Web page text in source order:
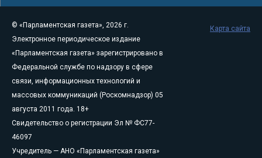
© «Парламентская газета», 2026 г.
Электронное периодическое издание
«Парламентская газета» зарегистрировано в
Федеральной службе по надзору в сфере
связи, информационных технологий и
массовых коммуникаций (Роскомнадзор) 05
августа 2011 года. 18+
Свидетельство о регистрации Эл № ФС77-
46097
Учредитель — АНО «Парламентская газета»
Карта сайта